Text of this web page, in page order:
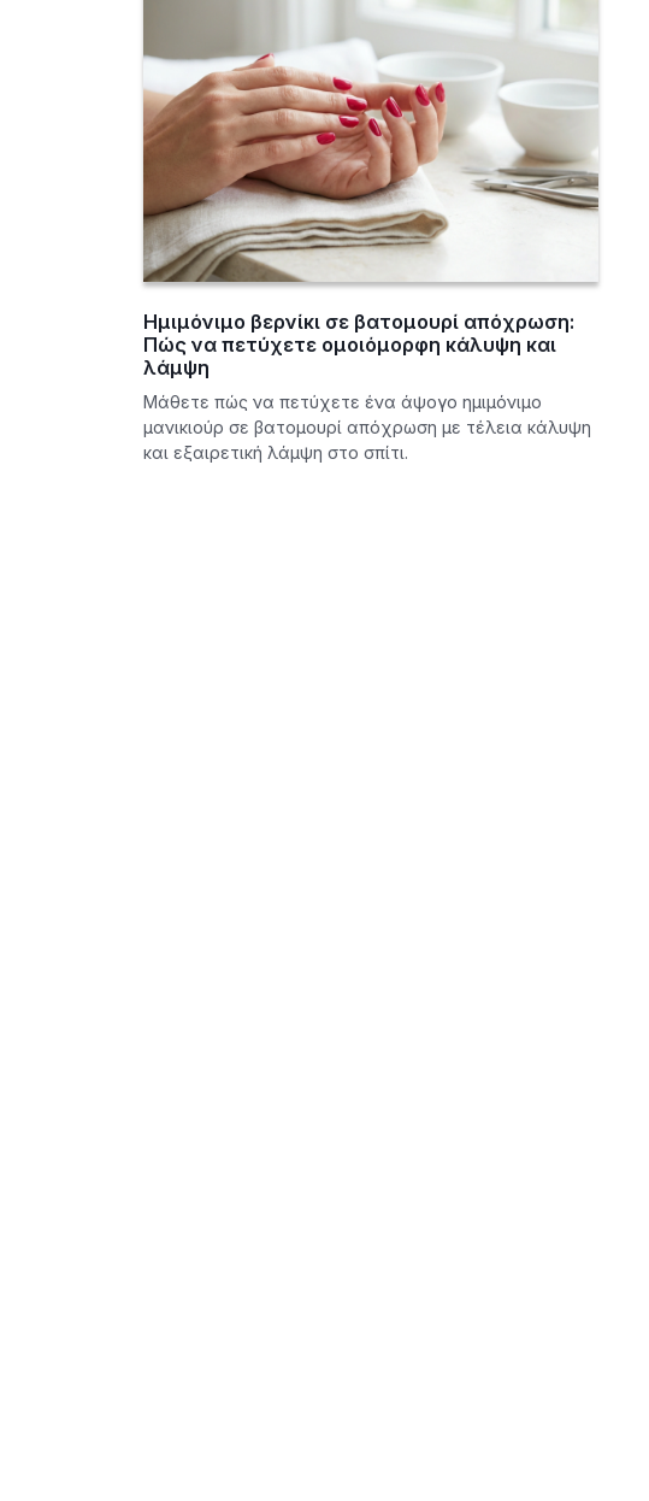
Ημιμόνιμο βερνίκι σε βατομουρί απόχρωση:
Πώς να πετύχετε ομοιόμορφη κάλυψη και
λάμψη
Μάθετε πώς να πετύχετε ένα άψογο ημιμόνιμο
μανικιούρ σε βατομουρί απόχρωση με τέλεια κάλυψη
και εξαιρετική λάμψη στο σπίτι.